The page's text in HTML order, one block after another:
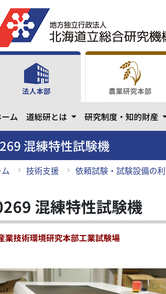
法人本部
ム 道総研とは カテゴリーを開きます
研究制度・知的財産
農業研究本部
混練特性試験機
技術支援 依頼試験・試験設備の
混練特性試験機
業技術環境研究本部工業試験場